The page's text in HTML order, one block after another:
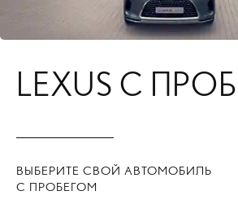
LEXUS С
ВЫБЕРИТЕ СВОЙ АВТОМОБИЛЬ
С ПРОБЕГОМ